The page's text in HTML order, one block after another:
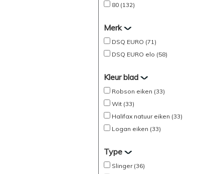
80 (132)
Merk
DSQ EURO (71)
DSQ EURO elo (58)
Kleur blad
Robson eiken (33)
Wit (33)
Halifax natuur eiken (33)
Logan eiken (33)
Type
Slinger (36)